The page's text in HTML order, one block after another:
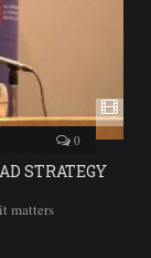
0
STRATEGY
matters